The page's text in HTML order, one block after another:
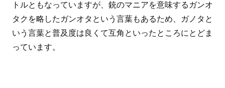
トルともなっていますが、銃のマニアを意味するガンオ
タクを略したガンオタという言葉もあるため、ガノタと
いう言葉と普及度は良くて互角といったところにとどま
っています。